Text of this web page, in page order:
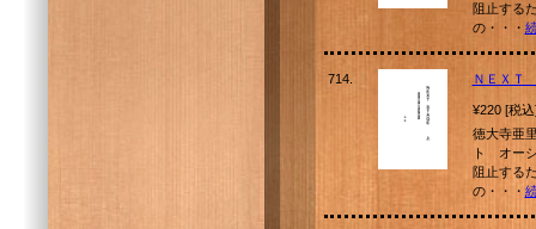
阻止する
の・・・
714. ＮＥＸＴ
¥220 [税
徳大寺亜
ト オー
阻止する
の・・・